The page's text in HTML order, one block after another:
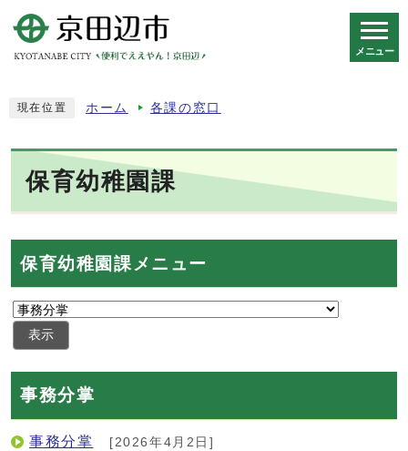
メニュー
現在位置 ホーム 各課の窓口
保育幼稚園課
保育幼稚園課メニュー
表示
事務分掌
事務分掌 [2026年4月2日]